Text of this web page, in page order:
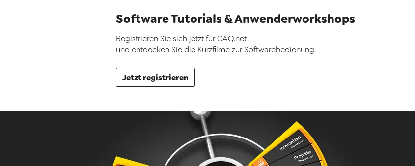
Software Tutorials & Anwenderworkshops
Registrieren Sie sich jetzt für CAQ.net
und entdecken Sie die Kurzfilme zur Softwarebedienung.
Jetzt registrieren